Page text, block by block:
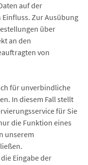
auf der
Zur Ausübung
über
an den
von
für unverbindliche
In diesem Fall stellt
für Sie
die Funktion eines
unserem
Eingabe der